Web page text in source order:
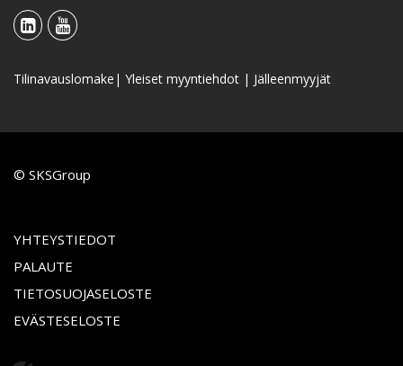
Tilinavauslomake | Yleiset myyntiehdot | Jälleenmyyjät
© SKSGroup
YHTEYSTIEDOT
PALAUTE
TIETOSUOJASELOSTE
EVÄSTESELOSTE